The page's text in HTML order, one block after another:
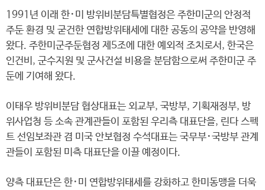
1991년 이래 한･미 방위비분담특별협정은 주한미군의 안정적
주둔 환경 및 굳건한 연합방위태세에 대한 공동의 공약을 반영해
왔다. 주한미군주둔협정 제5조에 대한 예외적 조치로서, 한국은
인건비, 군수지원 및 군사건설 비용을 분담함으로써 주한미군 주
둔에 기여해 왔다.
이태우 방위비분담 협상대표는 외교부, 국방부, 기획재정부, 방
위사업청 등 소속 관계관들이 포함된 우리측 대표단을, 린다 스펙
트 선임보좌관 겸 미국 안보협정 수석대표는 국무부･국방부 관계
관들이 포함된 미측 대표단을 이끌 예정이다.
양측 대표단은 한･미 연합방위태세를 강화하고 한미동맹을 더욱